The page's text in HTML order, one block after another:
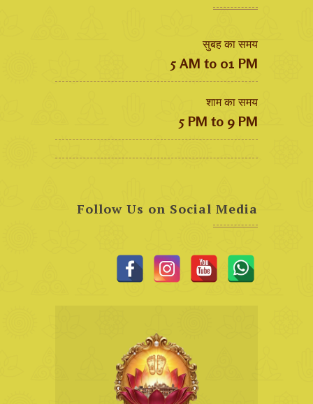
सुबह का समय
5 AM to 01 PM
शाम का समय
5 PM to 9 PM
Follow Us on Social Media